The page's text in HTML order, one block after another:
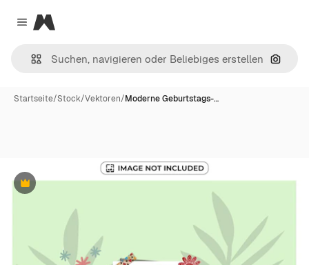
Close menu
Magnific
Nach
Startseite/Stock/Vektoren/Moderne Geburtstags-…
Premium